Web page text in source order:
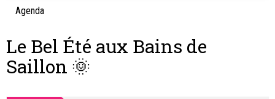
Agenda
Le Bel Été aux Bains de
Saillon 🌞